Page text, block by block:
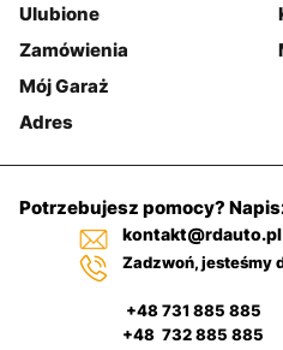
Ulubione
Zamówienia
Mój Garaż
Adres
Potrzebujesz pomocy?
kontakt@rdauto.pl
Zadzwoń, jesteśmy
+48 731 885 885
+48 732 885 885